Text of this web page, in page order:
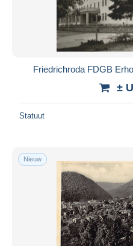
Friedrichroda FDGB
±
Statuut
Nieuw